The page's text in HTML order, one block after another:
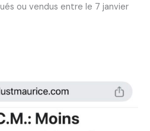
ou vendus entre le 7 janvier